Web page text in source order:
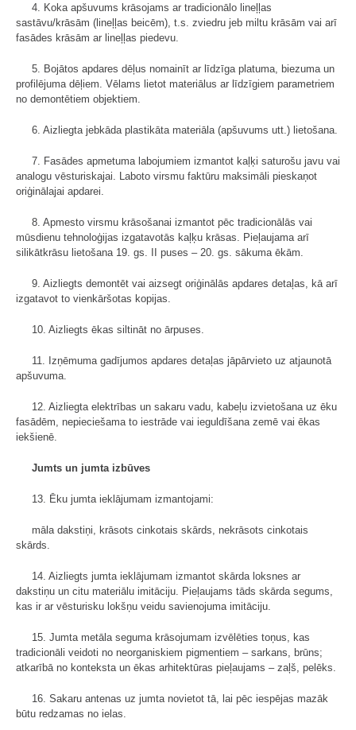
4. Koka apšuvums krāsojams ar tradicionālo lineļļas
sastāvu/krāsām (lineļļas beicēm), t.s. zviedru jeb miltu krāsām vai arī
fasādes krāsām ar lineļļas piedevu.
5. Bojātos apdares dēļus nomainīt ar līdzīga platuma, biezuma un
profilējuma dēļiem. Vēlams lietot materiālus ar līdzīgiem parametriem
no demontētiem objektiem.
6. Aizliegta jebkāda plastikāta materiāla (apšuvums utt.) lietošana.
7. Fasādes apmetuma labojumiem izmantot kaļķi saturošu javu vai
analogu vēsturiskajai. Laboto virsmu faktūru maksimāli pieskaņot
oriģinālajai apdarei.
8. Apmesto virsmu krāsošanai izmantot pēc tradicionālās vai
mūsdienu tehnoloģijas izgatavotās kaļķu krāsas. Pieļaujama arī
silikātkrāsu lietošana 19. gs. II puses – 20. gs. sākuma ēkām.
9. Aizliegts demontēt vai aizsegt oriģinālās apdares detaļas, kā arī
izgatavot to vienkāršotas kopijas.
10. Aizliegts ēkas siltināt no ārpuses.
11. Izņēmuma gadījumos apdares detaļas jāpārvieto uz atjaunotā
apšuvuma.
12. Aizliegta elektrības un sakaru vadu, kabeļu izvietošana uz ēku
fasādēm, nepieciešama to iestrāde vai ieguldīšana zemē vai ēkas
iekšienē.
Jumts un jumta izbūves
13. Ēku jumta ieklājumam izmantojami:
māla dakstiņi, krāsots cinkotais skārds, nekrāsots cinkotais
skārds.
14. Aizliegts jumta ieklājumam izmantot skārda loksnes ar
dakstiņu un citu materiālu imitāciju. Pieļaujams tāds skārda segums,
kas ir ar vēsturisku lokšņu veidu savienojuma imitāciju.
15. Jumta metāla seguma krāsojumam izvēlēties toņus, kas
tradicionāli veidoti no neorganiskiem pigmentiem – sarkans, brūns;
atkarībā no konteksta un ēkas arhitektūras pieļaujams – zaļš, pelēks.
16. Sakaru antenas uz jumta novietot tā, lai pēc iespējas mazāk
būtu redzamas no ielas.